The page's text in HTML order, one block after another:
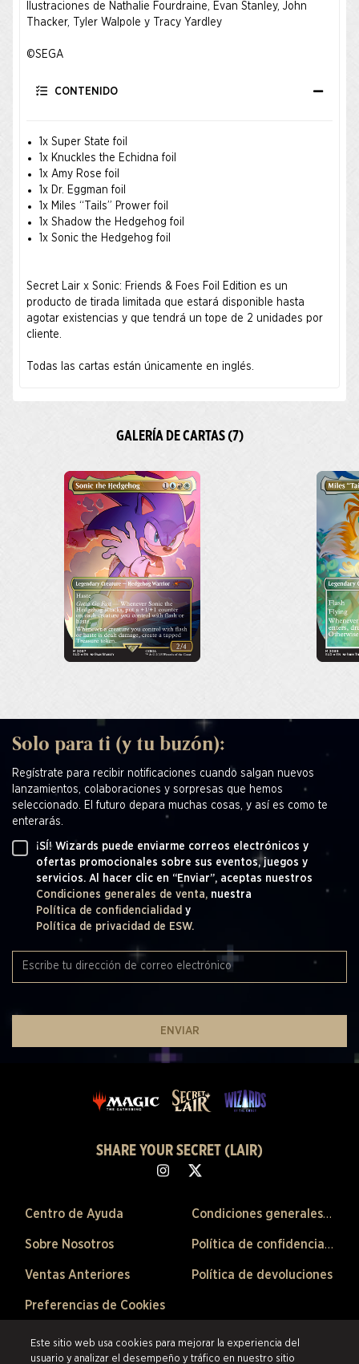
Ilustraciones de Nathalie Fourdraine, Evan Stanley, John
Thacker, Tyler Walpole y Tracy Yardley ​
©SEGA
CONTENIDO
1x Super State foil
1x Knuckles the Echidna foil
1x Amy Rose foil
1x Dr. Eggman foil
1x Miles “Tails” Prower foil
1x Shadow the Hedgehog foil
1x Sonic the Hedgehog foil
Secret Lair x Sonic: Friends & Foes Foil Edition es un
producto de tirada limitada que estará disponible hasta
agotar existencias y que tendrá un tope de 2 unidades por
cliente.
Todas las cartas están únicamente en inglés.
GALERÍA DE CARTAS (7)
Solo para ti (y tu buzón):
Regístrate para recibir notificaciones cuando salgan nuevos
lanzamientos, colaboraciones y sorpresas que hemos
seleccionado. El futuro depara muchas cosas, y así es como te
enterarás.
¡SÍ! Wizards puede enviarme correos electrónicos y
ofertas promocionales sobre sus eventos, juegos y
servicios. Al hacer clic en “Enviar”, aceptas nuestros
Condiciones generales de venta, nuestra
Política de confidencialidad y
Política de privacidad de ESW.
ENVIAR
SHARE YOUR SECRET (LAIR)
Centro de Ayuda
Sobre Nosotros
Ventas Anteriores
Preferencias de Cookies
Condiciones generales de venta
Política de confidencialidad
Política de devoluciones
©2026 ESW France SAS. Todos los derechos reservados.
Las marcas
citadas son propiedad de sus respectivos dueños en los Estados Unidos y
Este sitio web usa cookies para mejorar la experiencia del
usuario y analizar el desempeño y tráfico en nuestro sitio